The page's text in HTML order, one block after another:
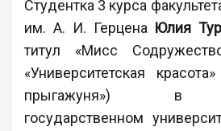
Студентка 3 курса
им. А. И. Герцена Юлия
титул «Мисс
«Университетская красота»
прыгажуня») в
государственном